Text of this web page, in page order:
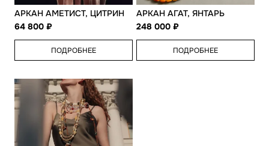
АРКАН АМЕТИСТ, ЦИТРИН
64 800
ПОДРОБНЕЕ
АРКАН АГАТ, ЯНТАРЬ
248 000
ПОДРОБНЕЕ